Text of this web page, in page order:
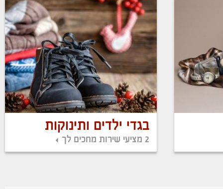
בגדי ילדים ותינוקות
2 מציעי שירות מחכים לך